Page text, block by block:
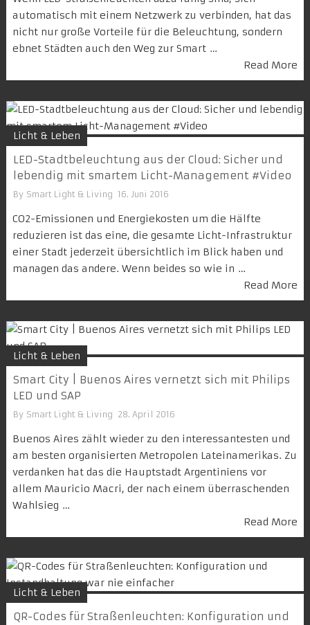
automatisch mit einem Netzwerk zu verbinden, hat das
nicht nur große Vorteile für die Beleuchtung, sondern
ebnet Städten auch den Weg zur Smart …
Read More
Licht & Leben
LED-Stadtbeleuchtung aus der Cloud: Sicher und
lebendig mit smartem Licht-Management #Video
By Smart Light & Living 16. Juni 2016
CO2-Emissionen und Energiekosten um die Hälfte
reduzieren ist das eine, die gesamte Licht-Infrastruktur
einer Stadt jederzeit übersichtlich im Blick haben und
managen das andere. Wenn beides so wie in …
Read More
Licht & Leben
Smart City | Buenos Aires vernetzt sich mit Philips
LED und SAP
By Smart Light & Living 28. April 2016
Buenos Aires zählt wieder zu den interessantesten und
am besten organisierten Metropolen Lateinamerikas. Zu
verdanken hat das die Hauptstadt Argentiniens vor
allem Mauricio Macri, der nach einem überraschenden
Wahlsieg …
Read More
Licht & Leben
QR-Codes für Straßenleuchten: Konfiguration und